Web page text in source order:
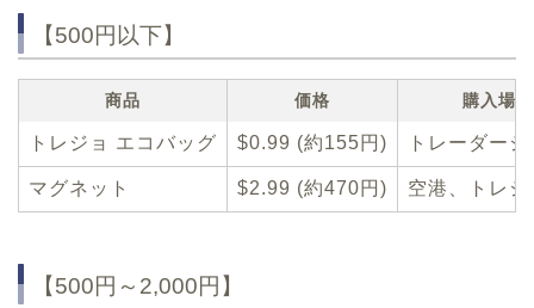
【500円以下】
商品 価格 購入場所
トレジョ エコバッグ $0.99 (約155円) トレーダー
マグネット $2.99 (約470円) 空港、トレジ
【500円～2,000円】